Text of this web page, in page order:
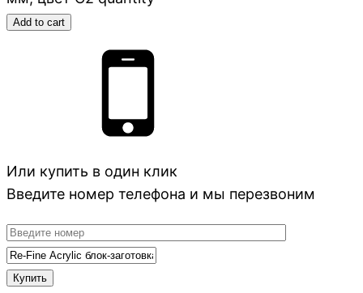
Add to cart
Или купить в один клик
Введите номер телефона и мы перезвоним